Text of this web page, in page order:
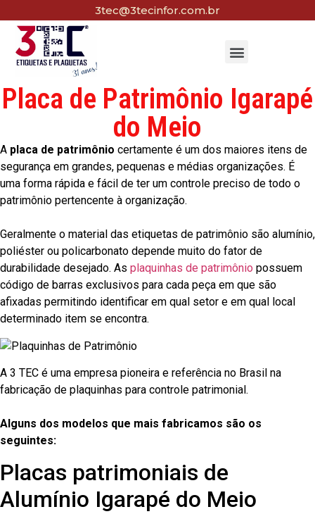
3tec@3tecinfor.com.br
Placa de Patrimônio Igarapé
do Meio
A placa de patrimônio certamente é um dos maiores itens de
segurança em grandes, pequenas e médias organizações. É
uma forma rápida e fácil de ter um controle preciso de todo o
patrimônio pertencente à organização.
Geralmente o material das etiquetas de patrimônio são alumínio,
poliéster ou policarbonato depende muito do fator de
durabilidade desejado. As plaquinhas de patrimônio possuem
código de barras exclusivos para cada peça em que são
afixadas permitindo identificar em qual setor e em qual local
determinado item se encontra.
A 3 TEC é uma empresa pioneira e referência no Brasil na
fabricação de plaquinhas para controle patrimonial.
Alguns dos modelos que mais fabricamos são os
seguintes:
Placas patrimoniais de
Alumínio Igarapé do Meio